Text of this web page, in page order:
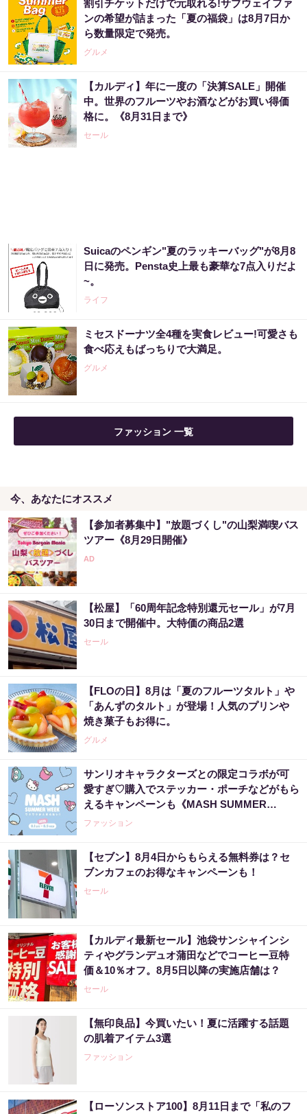
割引チケットだけで元取れる!サブウェイファ
ンの希望が詰まった「夏の福袋」は8月7日か
ら数量限定で発売。
グルメ
【カルディ】年に一度の「決算SALE」開催
中。世界のフルーツやお酒などがお買い得価
格に。《8月31日まで》
セール
Suicaのペンギン"夏のラッキーバッグ"が8月8
日に発売。Pensta史上最も豪華な7点入りだよ
~。
ライフ
ミセスドーナツ全4種を実食レビュー!可愛さも
食べ応えもばっちりで大満足。
グルメ
ファッション 一覧
今、あなたにオススメ
【参加者募集中】"放題づくし"の山梨満喫バス
ツアー《8月29日開催》
【松屋】「60周年記念特別還元セール」が7月
30日まで開催中。大特価の商品2選
セール
【FLOの日】8月は「夏のフルーツタルト」や
「あんずのタルト」が登場！人気のプリンや
焼き菓子もお得に。
グルメ
サンリオキャラクターズとの限定コラボが可
愛すぎ♡購入でステッカー・ポーチなどがもら
えるキャンペーンも《MASH SUMMER
WEEK 2026》
ファッション
【セブン】8月4日からもらえる無料券は？セ
ブンカフェのお得なキャンペーンも！
セール
【カルディ最新セール】池袋サンシャインシ
ティやグランデュオ蒲田などでコーヒー豆特
価＆10％オフ。8月5日以降の実施店舗は？
セール
【無印良品】今買いたい！夏に活躍する話題
の肌着アイテム3選
ファッション
【ローソンストア100】8月11日まで「私のフ